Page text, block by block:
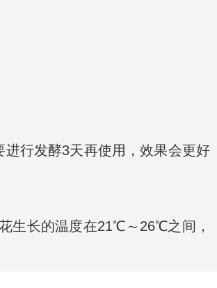
行发酵3天再使用，效果会更好
生长的温度在21℃～26℃之间，